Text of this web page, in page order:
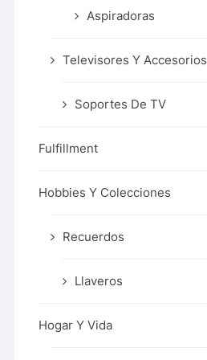
Aspiradoras
Televisores Y Accesorios
Soportes De TV
Fulfillment
Hobbies Y Colecciones
Recuerdos
Llaveros
Hogar Y Vida